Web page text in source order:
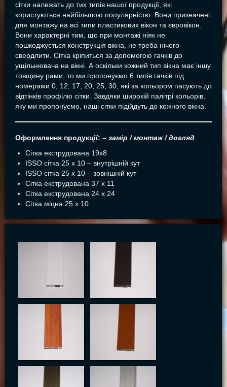
сітки належать до тих типів нашої продукції, які
користуються найбільшою популярністю. Вони призначені
для монтажу на всі типи пластикових вікон та євровікон.
Вони характерні тим, що при монтажі ніяк не
пошкоджується конструкція вікна, не треба нічого
свердлити. Сітка кріпиться за допомогою гачків до
ущільнювача на вікні. А оскільки кожний тип вікна має іншу
товщину рами, то ми пропонуємо 6 типів гачків під
номерами 0, 12, 17, 20, 25, 30, які за кольором пасують до
відтінків профілю сітки. Завдяки широкій палітрі кольорів,
яку ми пропонуємо, наші сітки підійдуть до кожного вікна.
Оформлення продукції: – замір / монтаж / догляд
Сітка екструдована 19х8
ISSO сітка 25 х 10 – внутрішній кут
ISSO сітка 25 х 10 – зовнішній кут
Сітка екструдована 37 х 11
Сітка екструдована 24 х 24
Сітка міцна 25 х 10